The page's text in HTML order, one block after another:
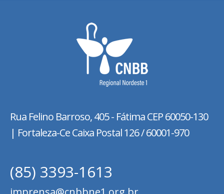
Rua Felino Barroso, 405 - FátimaCEP 60050-130
| Fortaleza-Ce Caixa Postal 126 / 60001-970
(85) 3393-1613